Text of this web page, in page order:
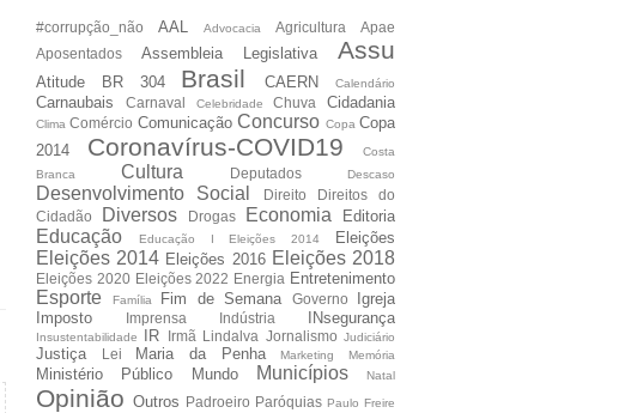
#corrupção_não AAL Advocacia Agricultura
Apae
Aposentados
Assembleia Legislativa Assu
Atitude BR 304 Brasil CAERN Calendário
Carnaubais Carnaval Celebridade Chuva Cidadania
Clima Comércio Comunicação Concurso Copa Copa
2014
Coronavírus-COVID19
Costa
Branca
Cultura Deputados Descaso
Desenvolvimento Social Direito
Direitos do
Cidadão
Diversos Drogas Economia Editoria
Educação Educação I Eleições 2014 Eleições
Eleições 2014 Eleições 2016 Eleições 2018
Eleições 2020 Eleições 2022 Energia Entretenimento
Esporte Família Fim de Semana Governo
Igreja
Imposto
Imprensa Indústria INsegurança
Insustentabilidade IR Irmã Lindalva Jornalismo Judiciário
Justiça Lei Maria da Penha Marketing Memória
Ministério Público Mundo Municípios Natal
Opinião Outros Padroeiro Paróquias Paulo Freire